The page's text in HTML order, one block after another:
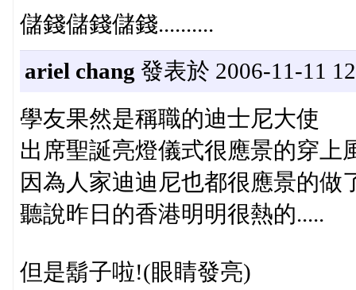
儲錢儲錢儲錢..........
ariel chang 發表於 2006-11-11
學友果然是稱職的迪士尼大使
出席聖誕亮燈儀式很應景的穿上
因為人家迪迪尼也都很應景的做
聽說昨日的香港明明很熱的.....
但是鬍子啦!(眼睛發亮)